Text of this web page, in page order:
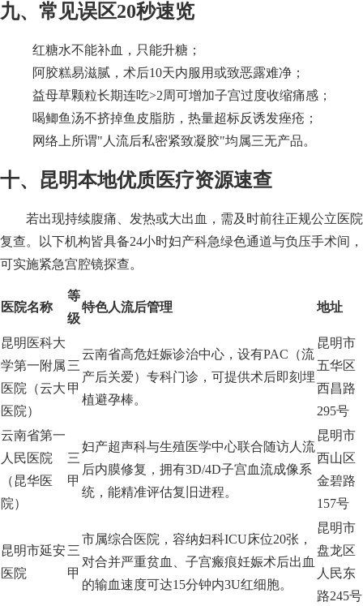
九、常见误区20秒速览
红糖水不能补血，只能升糖；
阿胶糕易滋腻，术后10天内服用或致恶露难净；
益母草颗粒长期连吃>2周可增加子宫过度收缩痛感；
喝鲫鱼汤不挤掉鱼皮脂肪，热量超标反诱发痤疮；
网络上所谓"人流后私密紧致凝胶"均属三无产品。
十、昆明本地优质医疗资源速查
若出现持续腹痛、发热或大出血，需及时前往正规公立医院
复查。以下机构皆具备24小时妇产科急绿色通道与负压手术间，
可实施紧急宫腔镜探查。
医院名称
等
级
特色人流后管理 地址
昆明医科大
学第一附属
医院（云大
医院）
三
甲
云南省高危妊娠诊治中心，设有PAC（流
产后关爱）专科门诊，可提供术后即刻埋
植避孕棒。
昆明市
五华区
西昌路
295号
云南省第一
人民医院
（昆华医
院）
三
甲
妇产超声科与生殖医学中心联合随访人流
后内膜修复，拥有3D/4D子宫血流成像系
统，能精准评估复旧进程。
昆明市
西山区
金碧路
157号
昆明市延安
医院
三
甲
市属综合医院，容纳妇科ICU床位20张，
对合并严重贫血、子宫瘢痕妊娠术后出血
的输血速度可达15分钟内3U红细胞。
昆明市
盘龙区
人民东
路245号